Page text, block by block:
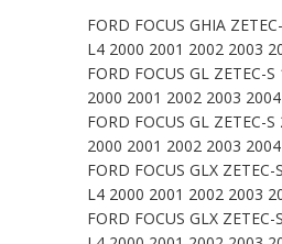
FORD FOCUS GHIA
L4 2000 2001 2002 2003
FORD FOCUS GL ZETEC-
2000 2001 2002 2003 2004
FORD FOCUS GL ZETEC-
2000 2001 2002 2003
FORD FOCUS GLX
L4 2000 2001 2002 2003
FORD FOCUS GLX